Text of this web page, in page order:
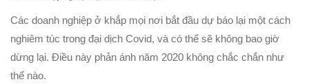
Các doanh nghiệp ở khắp mọi nơi bắt đầu dự báo lại một cách
nghiêm túc trong đại dịch Covid, và có thể sẽ không bao giờ
dừng lại. Điều này phản ánh năm 2020 không chắc chắn như
thế nào.